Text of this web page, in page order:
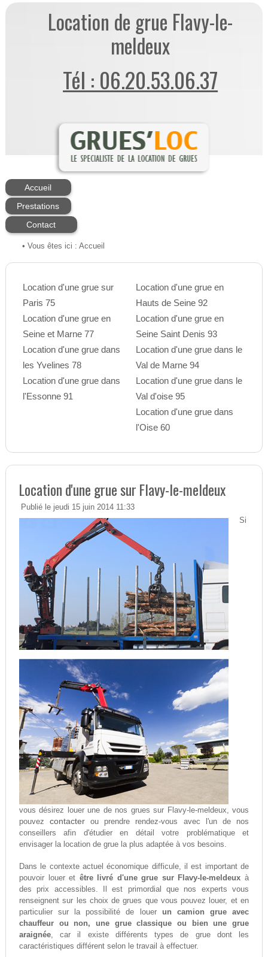
Location de grue Flavy-le-
meldeux
Tél : 06.20.53.06.37
Accueil
Prestations
Contact
• Vous êtes ici : Accueil
Location d'une grue sur
Paris 75
Location d'une grue en
Seine et Marne 77
Location d'une grue dans
les Yvelines 78
Location d'une grue dans
l'Essonne 91
Location d'une grue en
Hauts de Seine 92
Location d'une grue en
Seine Saint Denis 93
Location d'une grue dans le
Val de Marne 94
Location d'une grue dans le
Val d'oise 95
Location d'une grue dans
l'Oise 60
Location d'une grue sur Flavy-le-meldeux
Publié le jeudi 15 juin 2014 11:33
Si
vous désirez louer une de nos grues sur Flavy-le-meldeux, vous
pouvezcontacter ou prendre rendez-vous avec l'un de nos
conseillers afin d'étudier en détail votre problématique et
envisager la location de grue la plus adaptée à vos besoins.
Dans le contexte actuel économique difficule, il est important de
pouvoir louer et être livré d'une grue sur Flavy-le-meldeux à
des prix accessibles. Il est primordial que nos experts vous
renseignent sur les choix de grues que vous pouvez louer, et en
particulier sur la possibilité de louer un camion grue avec
chauffeur ou non, une grue classique ou bien une grue
araignée, car il existe différents types de grue dont les
caractéristiques différent selon le travail à effectuer.